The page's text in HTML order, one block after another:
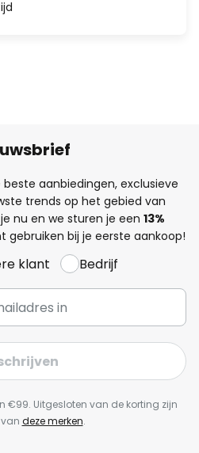
aanbiedingen, exclusieve
trends op het gebied van
nu en we sturen je een 13%
gebruiken bij je eerste aankoop!
klant Bedrijf
€99. Uitgesloten van de korting zijn
deze merken.